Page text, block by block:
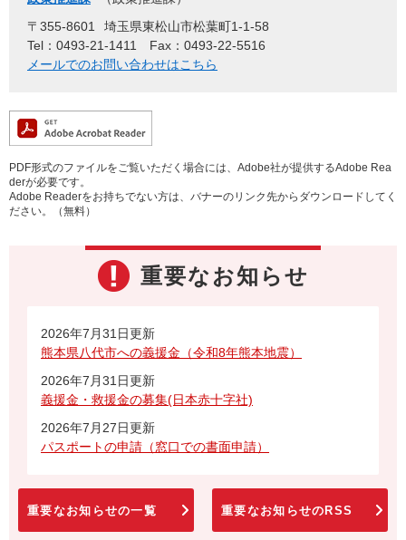
〒355-8601
埼玉県東松山市松葉町1-1-58
Tel：0493-21-1411
Fax：0493-22-5516
メールでのお問い合わせはこちら
PDF形式のファイルをご覧いただく場合には、Adobe社が提供するAdobe Rea
derが必要です。
Adobe Readerをお持ちでない方は、バナーのリンク先からダウンロードしてく
ださい。（無料）
重要なお知らせ
2026年7月31日更新
熊本県八代市への義援金（令和8年熊本地震）
2026年7月31日更新
義援金・救援金の募集(日本赤十字社)
2026年7月27日更新
パスポートの申請（窓口での書面申請）
重要なお知らせの一覧 重要なお知らせのRSS